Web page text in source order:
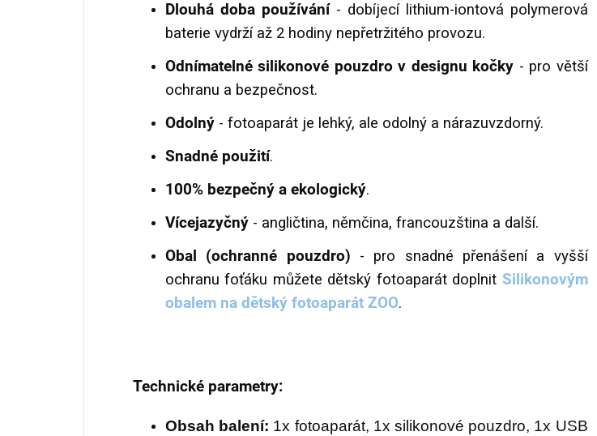
Dlouhá doba používání- dobíjecí lithium-iontová polymerová
baterie vydrží až 2 hodiny nepřetržitého provozu.
Odnímatelné silikonové pouzdro v designu kočky - pro větší
ochranu a bezpečnost.
Odolný - fotoaparát je lehký, ale odolný a nárazuvzdorný.
Snadné použití.
100% bezpečný a ekologický.
Vícejazyčný - angličtina, němčina, francouzština a další.
Obal (ochranné pouzdro) - pro snadné přenášení a vyšší
ochranu foťáku můžete dětský fotoaparát doplnit Silikonovým
obalem na dětský fotoaparát ZOO.
Technické parametry:
Obsah balení: 1x fotoaparát, 1x silikonové pouzdro, 1x USB